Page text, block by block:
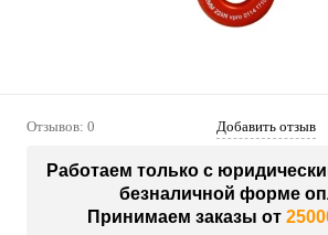
Отзывов: 0 Добавить отзыв
Работаем только с
безналичной форме
Принимаем заказы от